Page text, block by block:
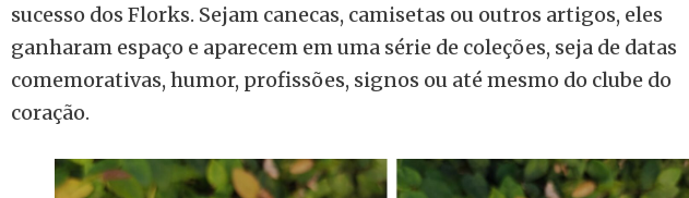
sucesso dos Florks. Sejam canecas, camisetas ou outros artigos, eles
ganharam espaço e aparecem em uma série de coleções, seja de datas
comemorativas, humor, profissões, signos ou até mesmo do clube do
coração.